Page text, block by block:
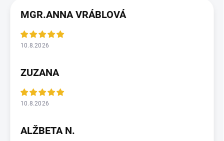
MGR.ANNA VRÁBLOVÁ
10.8.2026
ZUZANA
10.8.2026
ALŽBETA N.